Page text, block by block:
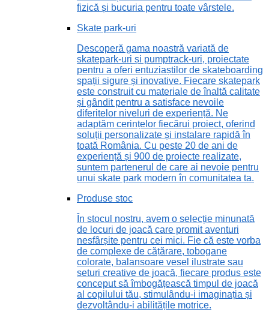
fizică și bucuria pentru toate vârstele.
Skate park-uri
Descoperă gama noastră variată de
skatepark-uri și pumptrack-uri, proiectate
pentru a oferi entuziaștilor de skateboarding
spații sigure și inovative. Fiecare skatepark
este construit cu materiale de înaltă calitate
și gândit pentru a satisface nevoile
diferitelor niveluri de experiență. Ne
adaptăm cerințelor fiecărui proiect, oferind
soluții personalizate și instalare rapidă în
toată România. Cu peste 20 de ani de
experiență și 900 de proiecte realizate,
suntem partenerul de care ai nevoie pentru
unui skate park modern în comunitatea ta.
Produse stoc
În stocul nostru, avem o selecție minunată
de locuri de joacă care promit aventuri
nesfârșite pentru cei mici. Fie că este vorba
de complexe de cățărare, tobogane
colorate, balansoare vesel ilustrate sau
seturi creative de joacă, fiecare produs este
conceput să îmbogățească timpul de joacă
al copilului tău, stimulându-i imaginația și
dezvoltându-i abilitățile motrice.